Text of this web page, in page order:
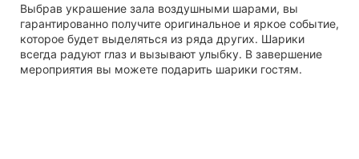
Выбрав украшение зала воздушными шарами, вы
гарантированно получите оригинальное и яркое событие,
которое будет выделяться из ряда других. Шарики
всегда радуют глаз и вызывают улыбку. В завершение
мероприятия вы можете подарить шарики гостям.